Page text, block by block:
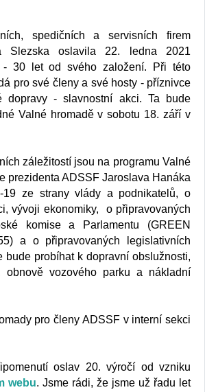
spedičních a servisních firem
Slezska oslavila 22. ledna 2021
- 30 let od svého založení. Při této
pro své členy a své hosty - příznivce
dopravy - slavnostní akci. Ta bude
Valné hromadě v sobotu 18. září v
záležitostí jsou na programu Valné
prezidenta ADSSF Jaroslava Hanáka
19 ze strany vlády a podnikatelů, o
vývoji ekonomiky, o připravovaných
komise a Parlamentu (GREEN
a o připravovaných legislativních
bude probíhat k dopravní obslužnosti,
obnově vozového parku a nákladní
pro členy ADSSF v interní sekci
oslav 20. výročí od vzniku
webu. Jsme rádi, že jsme už řadu let